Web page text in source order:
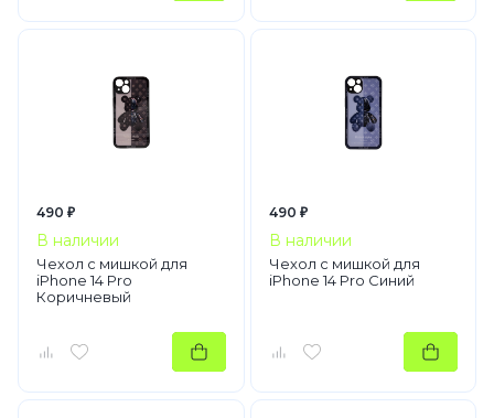
490 ₽
В наличии
Чехол с мишкой для
iPhone 14 Pro
Коричневый
490 ₽
В наличии
Чехол с мишкой для
iPhone 14 Pro Синий